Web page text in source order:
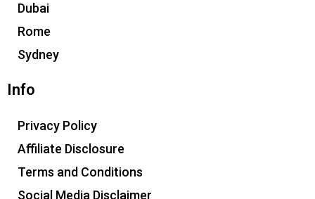
Dubai
Rome
Sydney
Info
Privacy Policy
Affiliate Disclosure
Terms and Conditions
Social Media Disclaimer